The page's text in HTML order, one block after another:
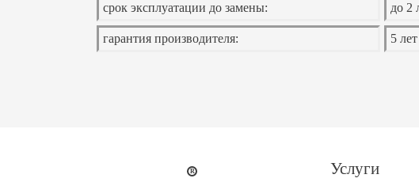
срок эксплуатации до замены: до 2
гарантия производителя: 5 лет
Услуги